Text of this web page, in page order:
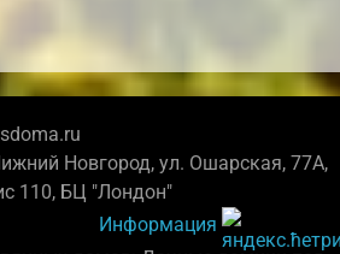
Новгород, ул. Ошарская, 77А,
110, БЦ "Лондон"
Информация